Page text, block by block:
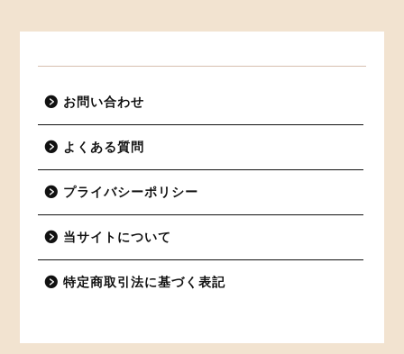
お問い合わせ
よくある質問
プライバシーポリシー
当サイトについて
特定商取引法に基づく表記